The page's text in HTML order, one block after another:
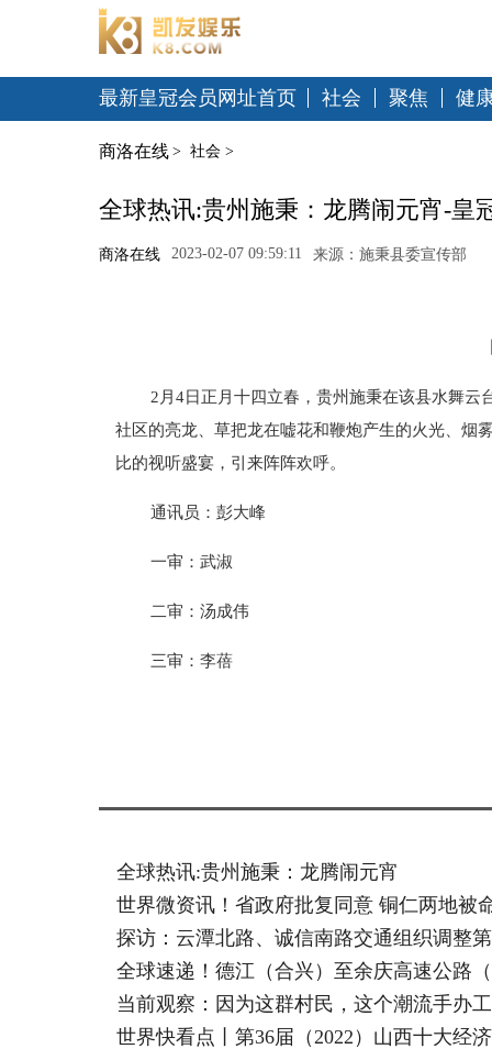
最新皇冠会员网址首页 社会 聚焦 健
商洛在线 > 社会 >
全球热讯:贵州施秉：龙腾闹元宵-皇
商洛在线 2023-02-07 09:59:11 来源：施秉县委宣传部
2月4日正月十四立春，贵州施秉在该县水舞云
社区的亮龙、草把龙在嘘花和鞭炮产生的火光、烟
比的视听盛宴，引来阵阵欢呼。
通讯员：彭大峰
一审：武淑
二审：汤成伟
三审：李蓓
全球热讯:贵州施秉：龙腾闹元宵
世界微资讯！省政府批复同意 铜仁两地被
探访：云潭北路、诚信南路交通组织调整
全球速递！德江（合兴）至余庆高速公路
当前观察：因为这群村民，这个潮流手办
世界快看点丨第36届（2022）山西十大经